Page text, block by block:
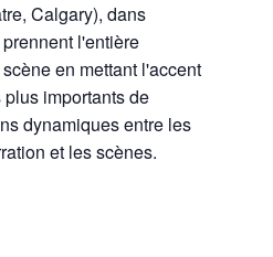
Calgary), dans
l'entière
en mettant l'accent
importants de
dynamiques entre les
et les scènes.